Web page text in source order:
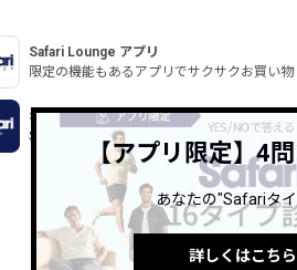
Safari Lounge アプリ
限定の機能もあるアプリでサクサクお買い物
Safari Online
Safari公式ウェブマガジン
【アプリ限定】4
あなたの"Safariタ
詳しくはこち